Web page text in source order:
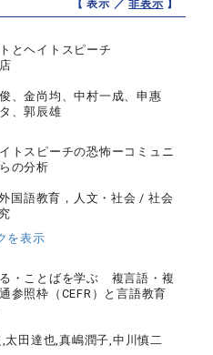
【 表示 ／非表示 】
とヘイトスピーチ
、金尚均、中村一成、申惠
、郭辰雄
トスピーチの恐怖ーコミュニ
の分析
国語教育，人文・社会 / 社会
を表示
・ことばを学ぶ 複言語・複
参照枠（CEFR）と言語教育
太田達也,真嶋潤子,中川慎二